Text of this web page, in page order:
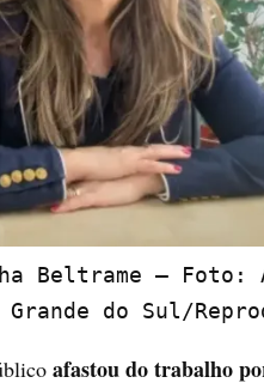
Beltrame — Foto:
do Sul/
afastou do trabalho